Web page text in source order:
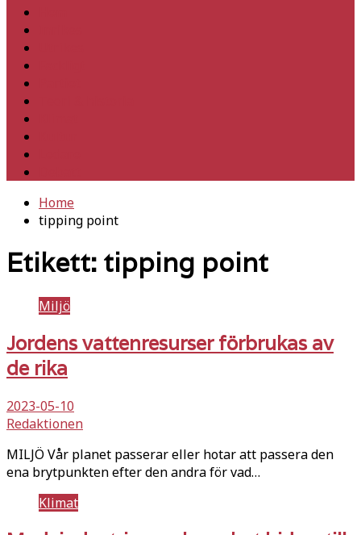
Home
tipping point
Etikett: tipping point
Miljö
Jordens vattenresurser förbrukas av
de rika
2023-05-10
Redaktionen
MILJÖ Vår planet passerar eller hotar att passera den
ena brytpunkten efter den andra för vad…
Klimat